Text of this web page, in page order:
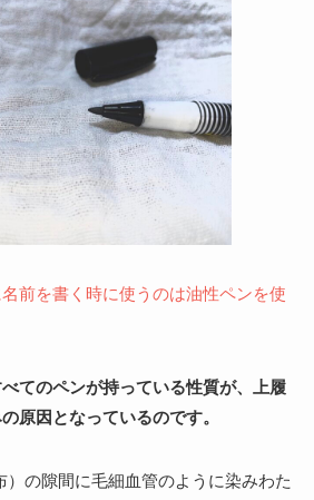
前を書く時に使うのは油性ペンを使
てのペンが持っている性質が、上履
原因となっているのです。
の隙間に毛細血管のように染みわた